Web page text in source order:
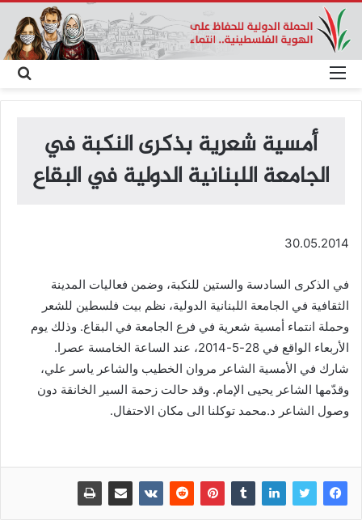
عن
القائمة
أمسية شعرية بذكرى النكبة في
الجامعة اللبنانية الدولية في البقاع
30.05.2014
في الذكرى السادسة والستين للنكبة، وضمن فعاليات المدينة
الثقافية في الجامعة اللبنانية الدولية، نظم بيت فلسطين للشعر
وحملة انتماء أمسية شعرية في فرع الجامعة في البقاع. وذلك يوم
الأربعاء الواقع في 28-5-2014، عند الساعة الخامسة عصرا.
شارك في الأمسية الشاعر مروان الخطيب والشاعر ياسر علي،
وقدّمها الشاعر يحيى الإمام. وقد حالت زحمة السير الخانقة دون
وصول الشاعر د.محمد توكلنا الى مكان الاحتفال.